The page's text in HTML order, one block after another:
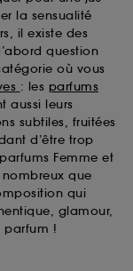
la sensualité
il existe des
question
où vous
: les parfums
aussi leurs
subtiles, fruitées
d’être trop
Femme et
que
qui
glamour,
parfum !